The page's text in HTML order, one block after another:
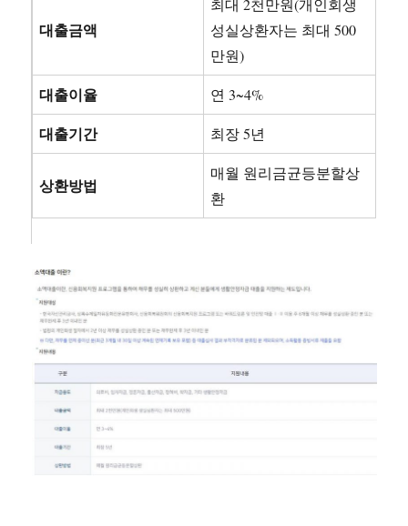
대출금액
최대 2천만원(개인회생
성실상환자는 최대 500
만원)
대출이율 연 3~4%
대출기간 최장 5년
상환방법
매월 원리금균등분할상
환